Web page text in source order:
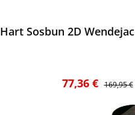
Hart Sosbun 2D
Verkaufspreis:
77,36 € 169,95 €